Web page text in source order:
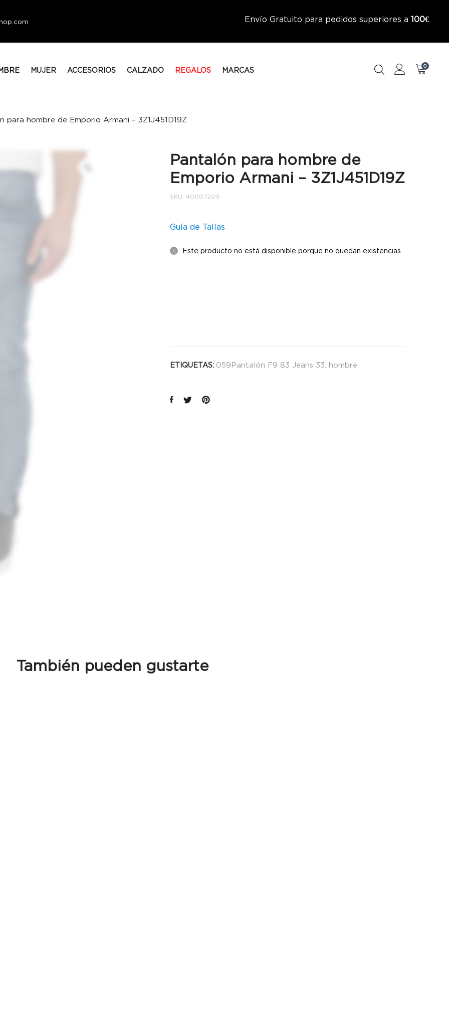
Envío Gratuito para pedidos superiores a 100€
MUJER ACCESORIOS CALZADO REGALOS MARCAS
0
para hombre de Emporio Armani – 3Z1J451D19Z
Pantalón para hombre de
Emporio Armani – 3Z1J451D19Z
SKU: 40007209
Guía de Tallas
Este producto no está disponible porque no quedan existencias.
ETIQUETAS: 059Pantalón F9 83 Jeans 33 hombre
También pueden gustarte